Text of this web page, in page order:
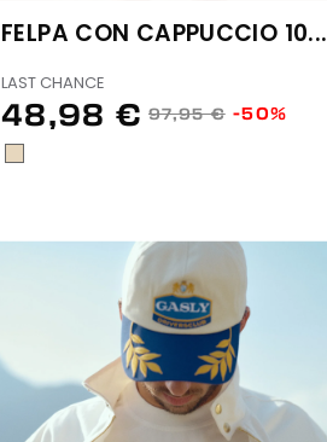
FELPA CON CAPPUCCIO 10...
LAST CHANCE
48,98 € 97,95 € -50%
SABLE